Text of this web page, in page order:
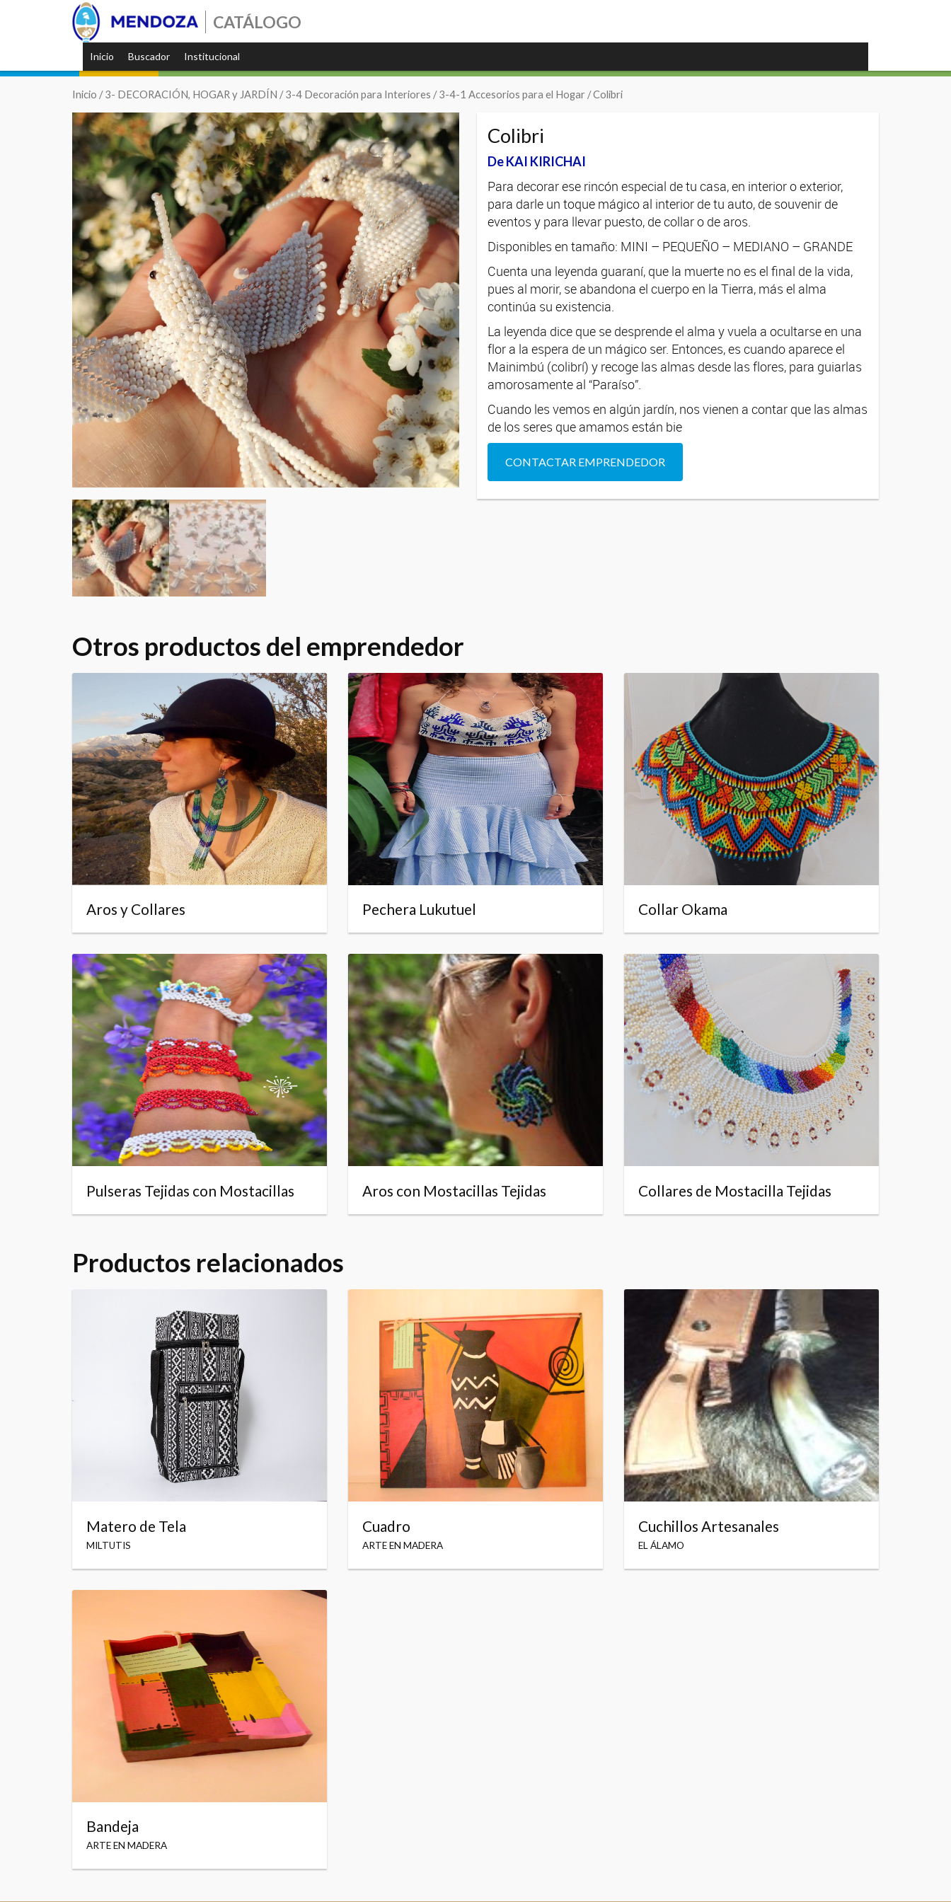
CATÁLOGO
Inicio Buscador Institucional
Inicio /3- DECORACIÓN, HOGAR y JARDÍN /3-4 Decoración para Interiores /3-4-1 Accesorios para el Hogar / Colibri
Colibri
De KAI KIRICHAI
Para decorar ese rincón especial de tu casa, en interior o exterior,
para darle un toque mágico al interior de tu auto, de souvenir de
eventos y para llevar puesto, de collar o de aros.
Disponibles en tamaño: MINI – PEQUEÑO – MEDIANO – GRANDE
Cuenta una leyenda guaraní, que la muerte no es el final de la vida,
pues al morir, se abandona el cuerpo en la Tierra, más el alma
continúa su existencia.
La leyenda dice que se desprende el alma y vuela a ocultarse en una
flor a la espera de un mágico ser. Entonces, es cuando aparece el
Mainimbú (colibrí) y recoge las almas desde las flores, para guiarlas
amorosamente al “Paraíso”.
Cuando les vemos en algún jardín, nos vienen a contar que las almas
de los seres que amamos están bie
CONTACTAR EMPRENDEDOR
Otros productos del emprendedor
Aros y Collares Pechera Lukutuel Collar Okama
Pulseras Tejidas con Mostacillas Aros con Mostacillas Tejidas Collares de Mostacilla Tejidas
Productos relacionados
Matero de Tela
MILTUTIS
Cuadro
ARTE EN MADERA
Cuchillos Artesanales
EL ÁLAMO
Bandeja
ARTE EN MADERA